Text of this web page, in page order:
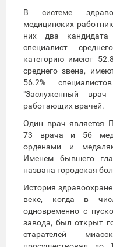
В системе
медицинских
них два
специалист
категорию имеют
среднего звена,
56.2%
"Заслуженный
работающих врачей.
Один врач является
73 врача и 56
орденами и
Именем бывшего
названа городская
История
веке, когда в
одновременно с
завода, был открыт
старателей